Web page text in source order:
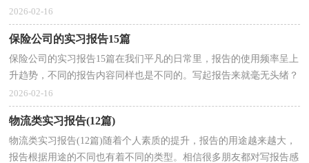
格式吗？下面是小编为大家收集的酒店的实习报告，供...
2026-02-16
保险公司的实习报告15篇
保险公司的实习报告15篇在我们平凡的日常里，报告的使用频率呈上
升趋势，不同的报告内容同样也是不同的。写起报告来就毫无头绪？
下面是小编帮大家整理的保险公司的实习报告，欢迎大...
2026-02-16
物流类实习报告(12篇)
物流类实习报告(12篇)随着个人素质的提升，报告的用途越来越大，
报告根据用途的不同也有着不同的类型。相信很多朋友都对写报告感